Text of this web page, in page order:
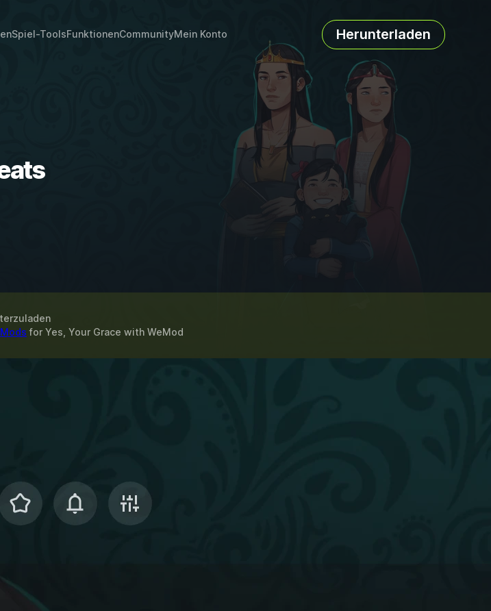
Spiel-ToolsFunktionenCommunityMein Konto Herunterladen
for Yes, Your Grace with WeMod